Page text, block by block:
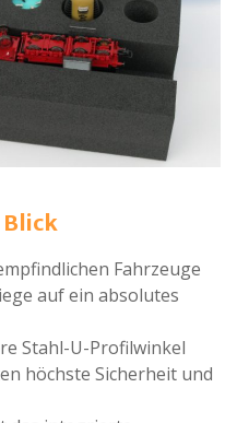
Blick
Fahrzeuge
auf ein absolutes
Stahl-U-Profilwinkel
höchste Sicherheit und